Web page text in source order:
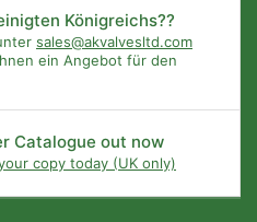
Königreichs??
sales@akvalvesltd.com
ein Angebot für den
Catalogue out now
copy today (UK only)